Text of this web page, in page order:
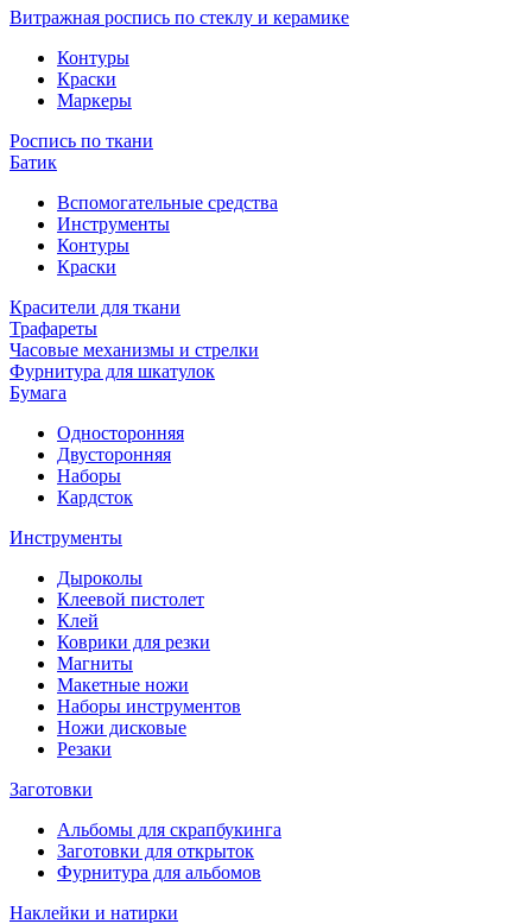
Витражная роспись по стеклу и керамике
Контуры
Краски
Маркеры
Роспись по ткани
Батик
Вспомогательные средства
Инструменты
Контуры
Краски
Красители для ткани
Трафареты
Часовые механизмы и стрелки
Фурнитура для шкатулок
Бумага
Односторонняя
Двусторонняя
Наборы
Кардсток
Инструменты
Дыроколы
Клеевой пистолет
Клей
Коврики для резки
Магниты
Макетные ножи
Наборы инструментов
Ножи дисковые
Резаки
Заготовки
Альбомы для скрапбукинга
Заготовки для открыток
Фурнитура для альбомов
Наклейки и натирки